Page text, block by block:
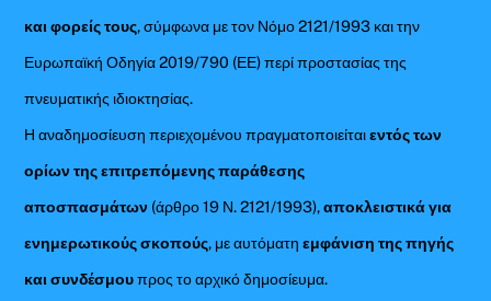
και φορείς τους, σύμφωνα με τον Νόμο 2121/1993 και την
Ευρωπαϊκή Οδηγία 2019/790 (ΕΕ) περί προστασίας της
πνευματικής ιδιοκτησίας.
Η αναδημοσίευση περιεχομένου πραγματοποιείταιεντός των
ορίων της επιτρεπόμενης παράθεσης
αποσπασμάτων (άρθρο 19 Ν. 2121/1993),αποκλειστικά για
ενημερωτικούς σκοπούς, με αυτόματηεμφάνιση της πηγής
και συνδέσμουπρος το αρχικό δημοσίευμα.